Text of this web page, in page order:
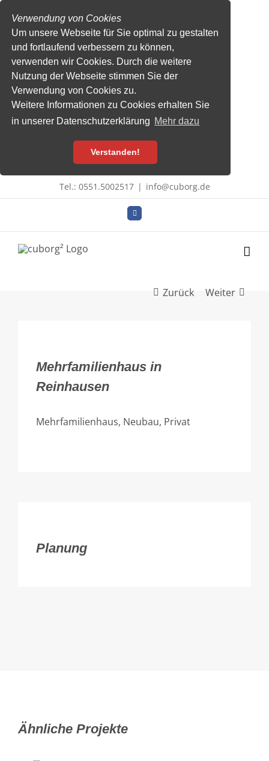
Verwendung von Cookies
Um unsere Webseite für Sie optimal zu gestalten
und fortlaufend verbessern zu können,
verwenden wir Cookies. Durch die weitere
Nutzung der Webseite stimmen Sie der
Verwendung von Cookies zu.
Weitere Informationen zu Cookies erhalten Sie
in unserer Datenschutzerklärung Mehr dazu
Verstanden!
Inhalt
Tel.: 0551.5002517 | info@cuborg.de
Facebook
Zurück Weiter
Mehrfamilienhaus in
Reinhausen
Mehrfamilienhaus, Neubau, Privat
Planung
Ähnliche Projekte